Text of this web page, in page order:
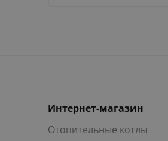
Интернет-магазин
Отопительные котлы